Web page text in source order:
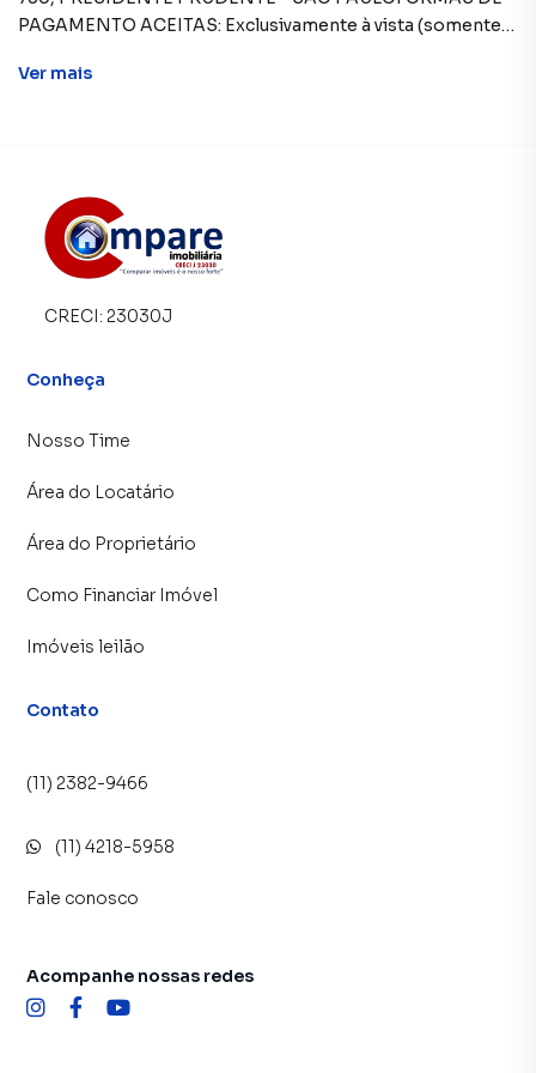
Ver mais
CRECI: 23030J
Conheça
Nosso Time
Área do Locatário
Área do Proprietário
Como Financiar Imóvel
Imóveis leilão
Contato
(11) 2382-9466
(11) 4218-5958
Fale conosco
Acompanhe nossas redes